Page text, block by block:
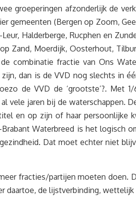
groeperingen afzonderlijk de
gemeenten (Bergen op Zoom,
Halderberge, Rucphen en
Zand, Moerdijk, Oosterhout,
combinatie fractie van Ons
dan is de VVD nog slechts in
de VVD de ‘grootste’?.
vele jaren bij de waterschappen.
en op zijn of haar
Waterbreed is het logisch
Dat moet echter niet
fracties/partijen moeten doen.
daartoe, de lijstverbinding,